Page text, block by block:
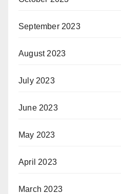
September 2023
August 2023
July 2023
June 2023
May 2023
April 2023
March 2023